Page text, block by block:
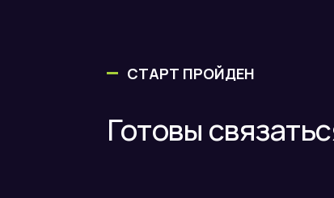
СТАРТ ПРОЙДЕН
Готовы